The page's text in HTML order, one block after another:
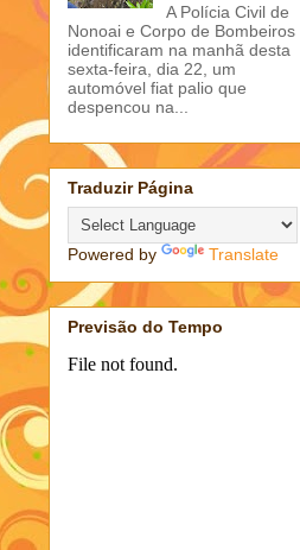
A Polícia Civil de
Nonoai e Corpo de Bombeiros
identificaram na manhã desta
sexta-feira, dia 22, um
automóvel fiat palio que
despencou na...
Traduzir Página
Powered by Translate
Previsão do Tempo